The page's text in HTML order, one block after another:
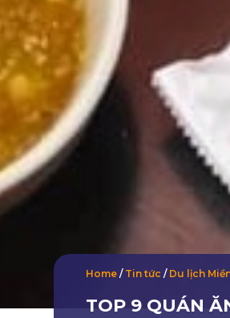
Home / Tin tức / Du lịch
TOP 9 QUÁN